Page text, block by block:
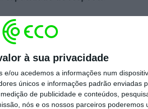
à sua privacidade
e/ou acedemos a informações num
únicos e informações padrão enviadas
de publicidade e conteúdos,
nós e os nossos parceiros poderemos
oelevado tempo
que os estudos
ano, os trabalhos
meses para testes e